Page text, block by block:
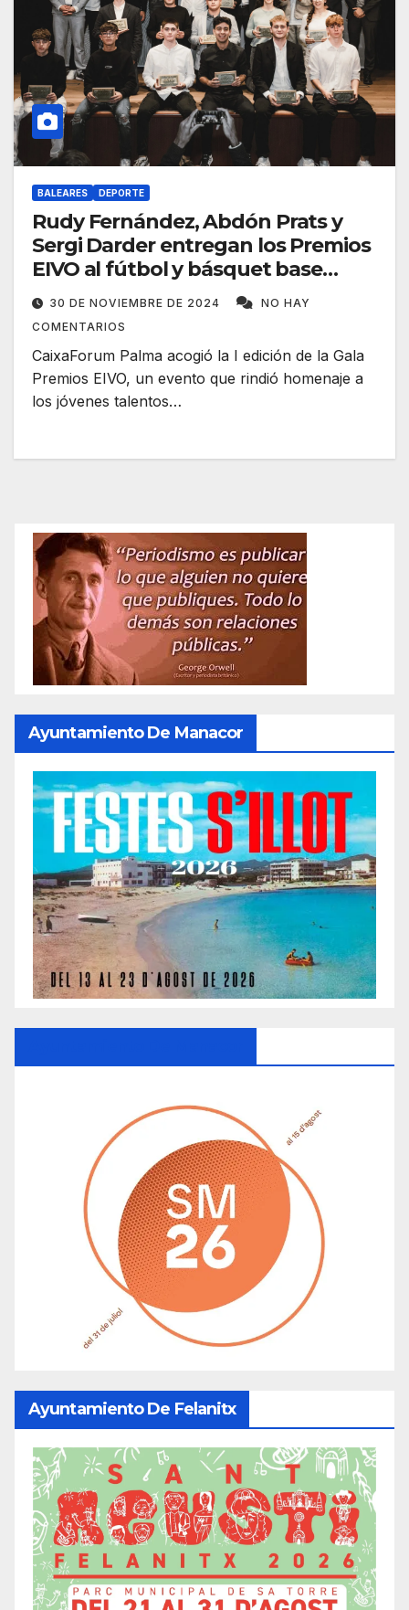
BALEARES DEPORTE
Rudy Fernández, Abdón Prats y
Sergi Darder entregan los Premios
EIVO al fútbol y básquet base
balear
30 DE NOVIEMBRE DE 2024
NO HAY
COMENTARIOS
CaixaForum Palma acogió la I edición de la Gala
Premios EIVO, un evento que rindió homenaje a
los jóvenes talentos…
Ayuntamiento De Manacor
Ayuntamiento De Felanitx